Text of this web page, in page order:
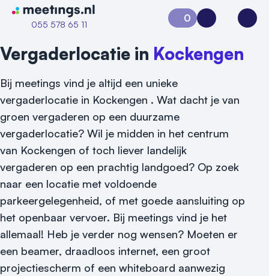
Naar home van Meetings
055 578 65 11
Vraag locatie aan
Locatiegids
Meld locatie aan
0
Aanvraag 0Inloggen
Vergaderlocatie in Kockengen
Bij meetings vind je altijd een unieke
vergaderlocatie in Kockengen . Wat dacht je van
groen vergaderen op een duurzame
vergaderlocatie? Wil je midden in het centrum
van Kockengen of toch liever landelijk
vergaderen op een prachtig landgoed? Op zoek
naar een locatie met voldoende
parkeergelegenheid, of met goede aansluiting op
het openbaar vervoer. Bij meetings vind je het
allemaal! Heb je verder nog wensen? Moeten er
een beamer, draadloos internet, een groot
projectiescherm of een whiteboard aanwezig